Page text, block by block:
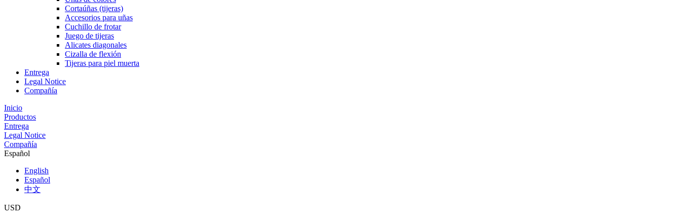
Cortaúñas (tijeras)
Accesorios para uñas
Cuchillo de frotar
Juego de tijeras
Alicates diagonales
Cizalla de flexión
Tijeras para piel muerta
Entrega
Legal Notice
Compañía
Inicio
Productos
Entrega
Legal Notice
Compañía
Español
English
Español
中文
USD